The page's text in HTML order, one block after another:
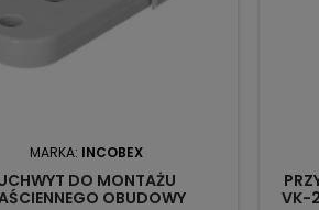
MARKA: INCOBEX
DO MONTAŻU
OBUDOWY
VK-